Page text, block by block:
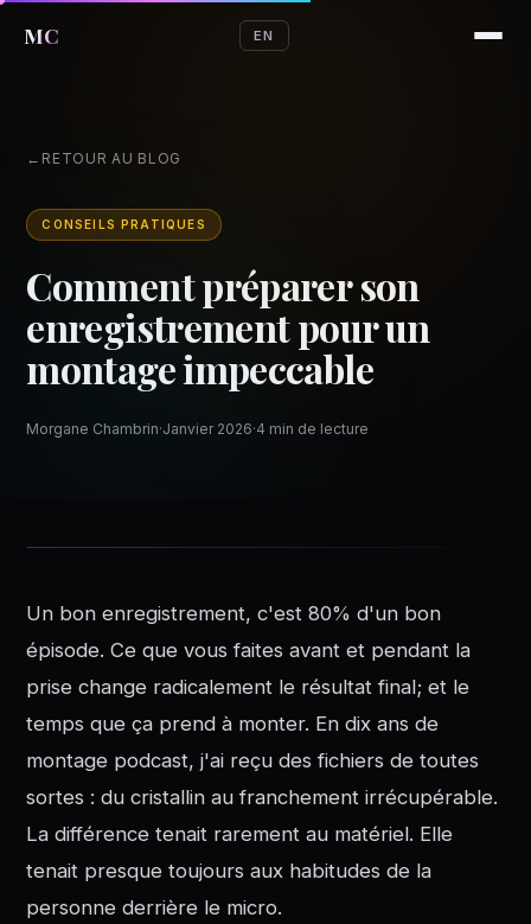
MC EN
RETOUR AU BLOG
CONSEILS PRATIQUES
Comment préparer son
enregistrement pour un
montage impeccable
Morgane Chambrin·Janvier 2026·4 min de lecture
Un bon enregistrement, c'est 80% d'un bon
épisode. Ce que vous faites avant et pendant la
prise change radicalement le résultat final; et le
temps que ça prend à monter. En dix ans de
montage podcast, j'ai reçu des fichiers de toutes
sortes : du cristallin au franchement irrécupérable.
La différence tenait rarement au matériel. Elle
tenait presque toujours aux habitudes de la
personne derrière le micro.